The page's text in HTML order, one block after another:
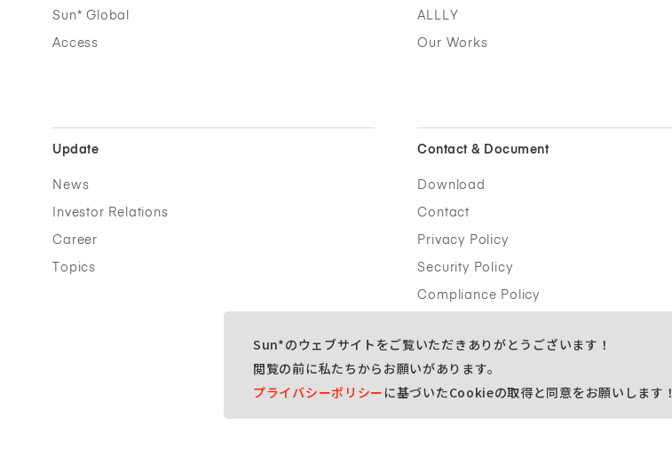
Sun*のウェブサイトをご覧いただきありがとうございます！
閲覧の前に私たちからお願いがあります。
プライバシーポリシーに基づいたCookieの取得と同意をお願いします！
Sun* Global
Access
ALLLY
Our Works
Update
News
Investor Relations
Career
Topics
Contact & Document
Download
Contact
Privacy Policy
Security Policy
Compliance Policy